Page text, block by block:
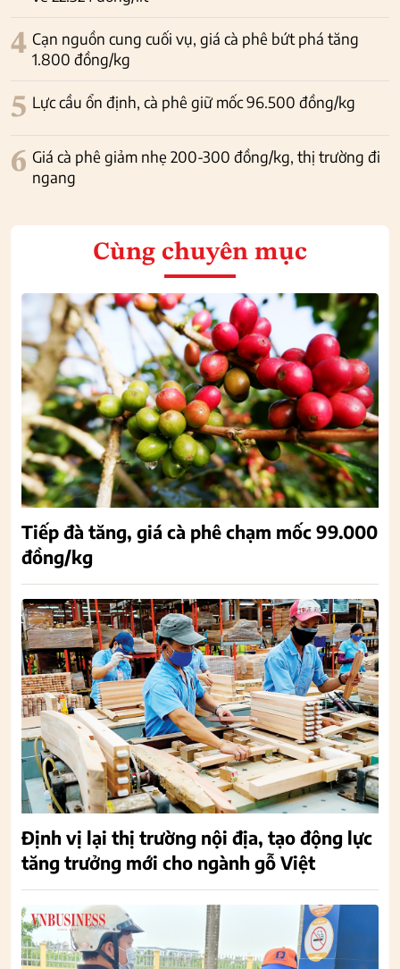
4 Cạn nguồn cung cuối vụ, giá cà phê bứt phá tăng
1.800 đồng/kg
5 Lực cầu ổn định, cà phê giữ mốc 96.500 đồng/kg
6 Giá cà phê giảm nhẹ 200-300 đồng/kg, thị trường đi
ngang
Cùng chuyên mục
Tiếp đà tăng, giá cà phê chạm mốc 99.000
đồng/kg
Định vị lại thị trường nội địa, tạo động lực
tăng trưởng mới cho ngành gỗ Việt